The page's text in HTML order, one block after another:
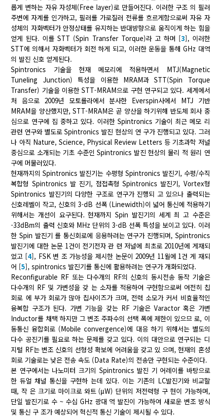
롭게 변하는 자유 자성체(Free layer)로 만들어진다. 이러한 구조 의 필러
주변에 자계를 인가하고, 필러를 가로질러 전류를 흐르게함으로써 자유 자
성체의 자화벡터가 안정상태를 유지하는 반대방향으로 움직이게 하는 힘을
얻게 된다. 이를 STT (Spin Transfer Torque)라 고 하며 [3], 이러한
STT에 의해서 자화벡터가 회전 하게 되고, 이러한 운동을 통해 GHz 대역
의 발진 신호 얻게된다.
Spintronics 기술을 현재 메모리에 적용하면서 MTJ(Magnetic
Tuneling Junction) 특성을 이용한 MRAM과 STT(Spin Torque
Transfer) 기술을 이용한 STT-MRAM으로 구현 연구되고 있다. 세계에서
처 음으로 2009년 모토롤라에서 분사한 Everspin사에서 MTJ 기반
MRAM을 양산했지만, STT-MRAM은 곧 양산을 하기위해 반도체 회사 중
심으로 연구에 집 중하고 있다. 이러한 Spintronics 기술이 최근 메모 리
관련 연구와 별도로 Spintronics 발진 현상의 연 구가 진행되고 있다. 그러
나 아직 Nature, Science, Physical Review Letters 등 기초과학 저널
중심으로 소개되는 기초 수준인 Spintronics 발진 현상의 물리 적 원리 연
구에 머물러있다.
현재까지의 Spintronics 발진기는 수평형 Spintronics 발진기, 수평/수직
복합형 Spintronics 발 진기, 점접촉형 Spintronics 발진기, Vortex형
Spintronics 발진기의 다양한 구조로 연구가 진행되 고 있으나 출력되는
신호레벨이 작고, 신호의 3-dB 선폭 (Linewidth)이 넓어 통신에 적용하기
위해서는 개선이 요구된다. 현재까지 Spin 발진기의 세계 최 고 수준은
-33dBm의 출력 신호와 MHz 단위의 3-dB 선폭 특성을 보이고 있다. 이러
한 Spin 발진기 를 통신회로에 응용하려는 연구가 진행되며, Spintronics
발진기에 대한 논문 1건이 전기전자 관 련 저널에 최초로 2010년에 게재되
었고 [4], FSK 변 조 가능성을 제시한 논문이 2009년 11월에 1건 게 재되
어 [5], spintronics 발진기를 통신에 활용하려는 연구가 개화되었다.
Reconfigurable RF 또는 다수개의 RF의 신호의 동시전송 동작 기술은
다수개의 RF 및 가변성을 갖 는 소자를 적용하여 구현함으로써 여전히 칩
회로 에 부가 회로가 많아 칩사이즈가 크며, 전력 소모가 커서 비효율적인
융복합 구조가 된다. 가변 기능을 갖는 RF 기술은 Varactor 혹은 가변
Inductor를 채택 하지만 그 변조 주파수의 선택 폭에 제한이 있으므 로, 이
동통신 융합회로 (Mobile convergence)에 대응 하기 위해서는 별도의
다수 공진기를 필요로 하는 문제를 갖고 있다. 이의 대안으로 연구되는 디
지털 RF는 변조 신호의 선형성 확보에 어려움을 갖고 있 으며, 현재의 혼성
회로 기술로는 낮은 전송 속도 (Data Rate)의 전송만 구현되는 수준이다.
본 연구에서는 나노미터 크기의 Spintronics 발진 기 어레이를 바탕으로
한 듀얼 채널 통신을 구현하 는데 있다. 이는 기존의 LC발진기와 비교할
때, 작 은 크기로 마이크로 와트 (μW) 단위의 저전력형 구 현이 가능하며,
단일 발진기로 수 ~ 수십 GHz 광대 역 발진이 가능하여 새로운 변조 방식
및 통신 구 조가 예상되어 혁신적 통신 기술이 제시될 수 있다.